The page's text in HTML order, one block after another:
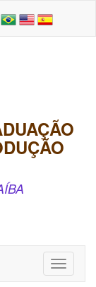
Toggle